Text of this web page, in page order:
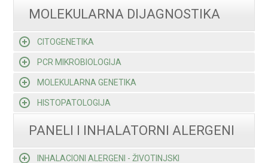
MOLEKULARNA DIJAGNOSTIKA
CITOGENETIKA
PCR MIKROBIOLOGIJA
MOLEKULARNA GENETIKA
HISTOPATOLOGIJA
PANELI I INHALATORNI ALERGENI
INHALACIONI ALERGENI - ŽIVOTINJSKI